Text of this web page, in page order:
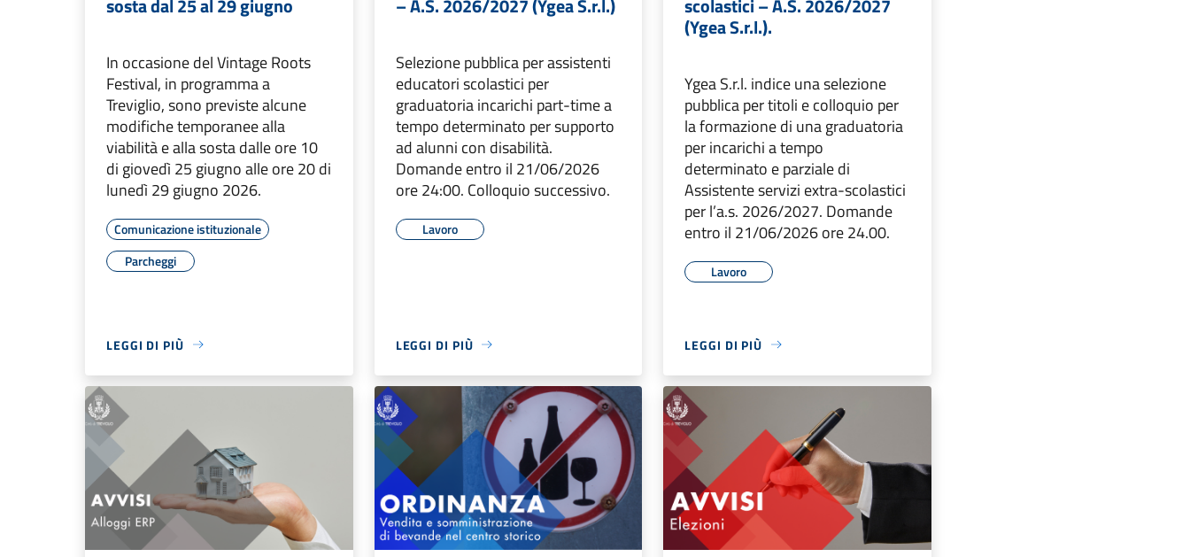
sosta dal 25 al 29 giugno
In occasione del Vintage Roots
Festival, in programma a
Treviglio, sono previste alcune
modifiche temporanee alla
viabilità e alla sosta dalle ore 10
di giovedì 25 giugno alle ore 20 di
lunedì 29 giugno 2026.
Comunicazione istituzionale
Parcheggi
LEGGI DI PIÙ
– A.S. 2026/2027 (Ygea S.r.l.)
Selezione pubblica per assistenti
educatori scolastici per
graduatoria incarichi part-time a
tempo determinato per supporto
ad alunni con disabilità.
Domande entro il 21/06/2026
ore 24:00. Colloquio successivo.
Lavoro
LEGGI DI PIÙ
scolastici – A.S. 2026/2027
(Ygea S.r.l.).
Ygea S.r.l. indice una selezione
pubblica per titoli e colloquio per
la formazione di una graduatoria
per incarichi a tempo
determinato e parziale di
Assistente servizi extra-scolastici
per l’a.s. 2026/2027. Domande
entro il 21/06/2026 ore 24.00.
Lavoro
LEGGI DI PIÙ